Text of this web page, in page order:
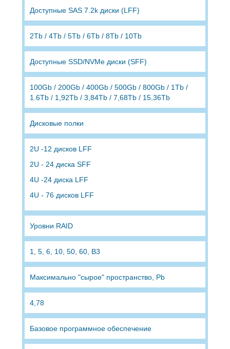
Доступные SAS 7.2k диски (LFF)
2Tb / 4Tb / 5Tb / 6Tb / 8Tb / 10Tb
Доступные SSD/NVMe диски (SFF)
100Gb / 200Gb / 400Gb / 500Gb / 800Gb / 1Tb /
1.6Tb / 1,92Tb / 3,84Tb / 7,68Tb / 15,36Tb
Дисковые полки
2U -12 дисков LFF
2U - 24 диска SFF
4U -24 диска LFF
4U - 76 дисков LFF
Уровни RAID
1, 5, 6, 10, 50, 60, B3
Максимально "сырое" пространство, Pb
4,78
Базовое программное обеспечение